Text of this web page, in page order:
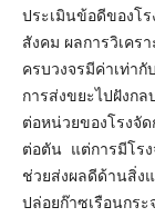
ประเมินข้อดีของโ
สังคม ผลการวิเคร
ครบวงจรมีค่าเท่า
การส่งขยะไปฝังก
ต่อหน่วยของโรงจั
ต่อตัน แต่การมีโร
ช่วยส่งผลดีด้านสิ่ง
ปล่อยก๊าซเรือนกระ